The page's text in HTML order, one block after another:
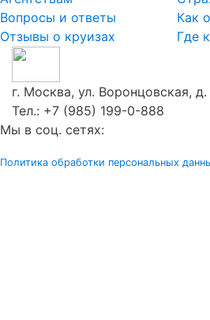
Вопросы и ответы
Отзывы о круизах
Как
Где
г. Москва, ул. Воронцовская,
Тел.: +7 (985) 199-0-888
Мы в соц. сетях:
Политика обработки персональных